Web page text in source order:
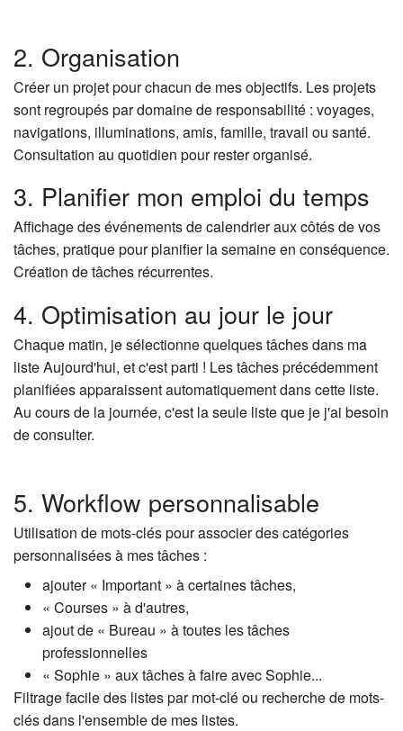
2. Organisation
Créer un projet pour chacun de mes objectifs. Les projets
sont regroupés par domaine de responsabilité : voyages,
navigations, illuminations, amis, famille, travail ou santé.
Consultation au quotidien pour rester organisé.
3. Planifier mon emploi du temps
Affichage des événements de calendrier aux côtés de vos
tâches, pratique pour planifier la semaine en conséquence.
Création de tâches récurrentes.
4. Optimisation au jour le jour
Chaque matin, je sélectionne quelques tâches dans ma
liste Aujourd'hui, et c'est parti ! Les tâches précédemment
planifiées apparaissent automatiquement dans cette liste.
Au cours de la journée, c'est la seule liste que je j'ai besoin
de consulter.
5. Workflow personnalisable
Utilisation de mots-clés pour associer des catégories
personnalisées à mes tâches :
ajouter « Important » à certaines tâches,
« Courses » à d'autres,
ajout de « Bureau » à toutes les tâches
professionnelles
« Sophie » aux tâches à faire avec Sophie...
Filtrage facile des listes par mot-clé ou recherche de mots-
clés dans l'ensemble de mes listes.